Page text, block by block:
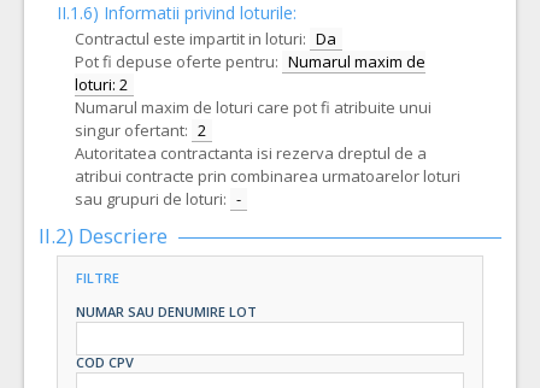
II.1.6) Informatii privind loturile:
Contractul este impartit in loturi: Da
Pot fi depuse oferte pentru: Numarul maxim de
loturi: 2
Numarul maxim de loturi care pot fi atribuite unui
singur ofertant: 2
Autoritatea contractanta isi rezerva dreptul de a
atribui contracte prin combinarea urmatoarelor loturi
sau grupuri de loturi: -
II.2) Descriere
FILTRE
NUMAR SAU DENUMIRE LOT
COD CPV